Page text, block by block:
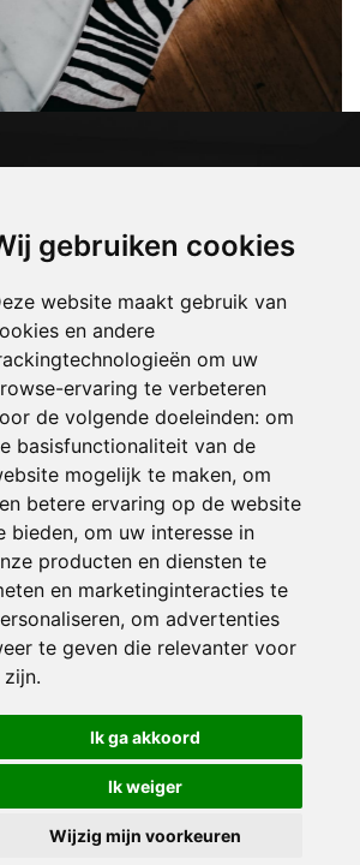
gebruiken cookies
website maakt gebruik van
en andere
om uw
ervaring te verbeteren
de volgende doeleinden: om
basisfunctionaliteit van de
mogelijk te maken, om
betere ervaring op de website
bieden, om uw interesse in
producten en diensten te
en marketinginteracties te
, om advertenties
te geven die relevanter voor
zijn.
Ik ga akkoord
Ik weiger
Wijzig mijn voorkeuren
Verhuizen
Verhuizen
Verhuizen
aubechies
Verhuizen
audregnies
Verhuizen
autreppe
Verhuizen
baileux